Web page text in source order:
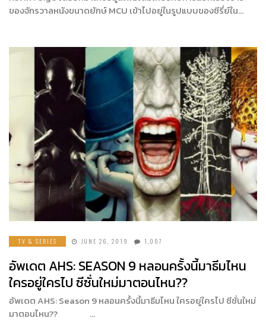
ของจักรวาลหนังขนาดยักษ์ MCU เข้าไปอยู่ในรูปแบบของซีรี่ย์ใน…
TV & SERIES JUNE 26, 2019 1,007
อัพเดต AHS: SEASON 9 หลอนครั้งนี้มาธีมไหน
ใครอยู่ใครไป ซีซั่นใหม่มาตอนไหน??
อัพเดต AHS: Season 9 หลอนครั้งนี้มาธีมไหน ใครอยู่ใครไป ซีซั่นใหม่
มาตอนไหน?? …